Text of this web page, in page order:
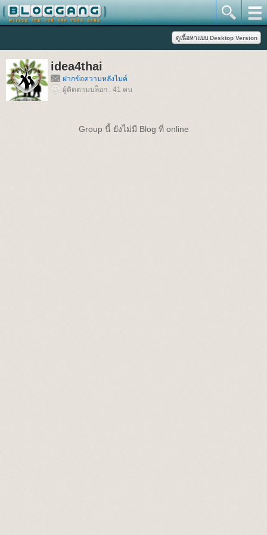
idea4thai
ฝากข้อความหลังไมค์
ผู้ติดตามบล็อก : 41 คน
Group นี้ ยังไม่มี Blog ที่ online